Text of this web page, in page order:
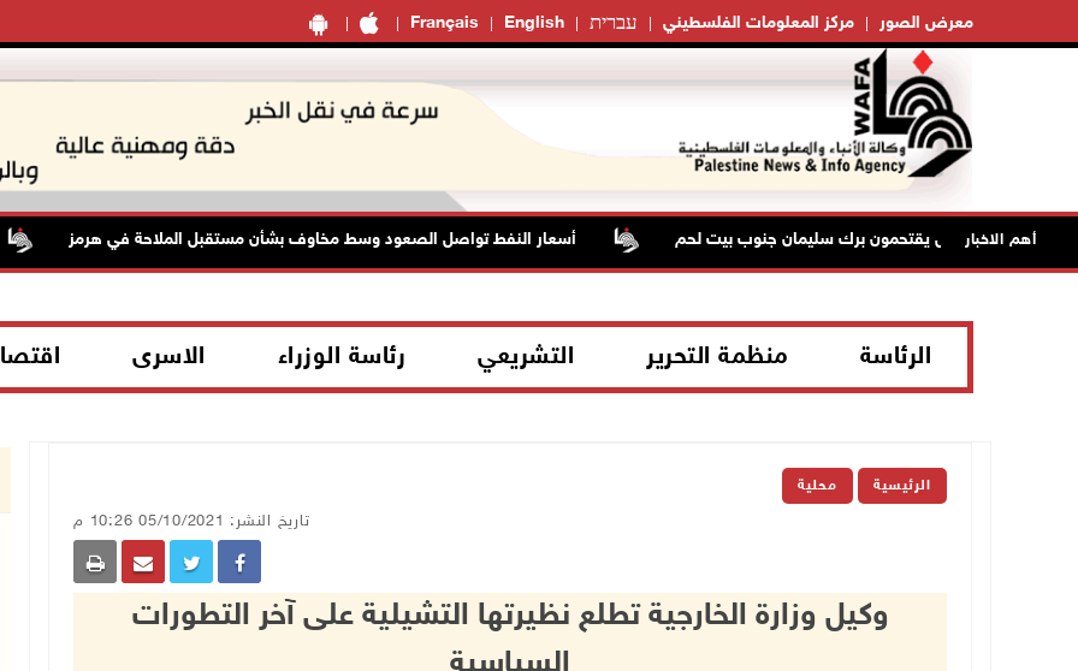
Français English עברית مركز المعلومات الفلسطيني معرض الصور
أهم الاخبار
قوات الاحتلال يقتحمون برك سليمان جنوب بيت لحم أسعار النفط تواصل الصعود وسط مخاوف بشأن مستقبل الملاحة في هرمز
الرئاسة منظمة التحرير التشريعي رئاسة الوزراء الاسرى
الرئيسية محلية
تاريخ النشر: 05/10/2021 10:26 م
وكيل وزارة الخارجية تطلع نظيرتها التشيلية على آخر التطورات